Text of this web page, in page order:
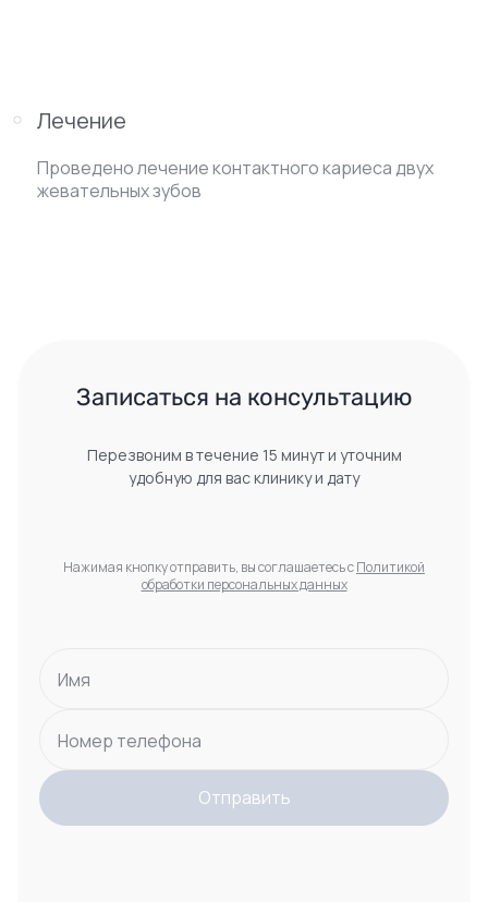
Лечение
Проведено лечение контактного кариеса двух
жевательных зубов
Записаться на консультацию
Перезвоним в течение 15 минут и уточним
удобную для вас клинику и дату
Нажимая кнопку отправить, вы соглашаетесь сПолитикой
обработки персональных данных
Имя
Номер телефона
Отправить